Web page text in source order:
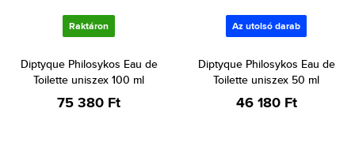
Raktáron
Diptyque Philosykos Eau de
Toilette uniszex 100 ml
75 380 Ft
Az utolsó darab
Diptyque Philosykos Eau de
Toilette uniszex 50 ml
46 180 Ft